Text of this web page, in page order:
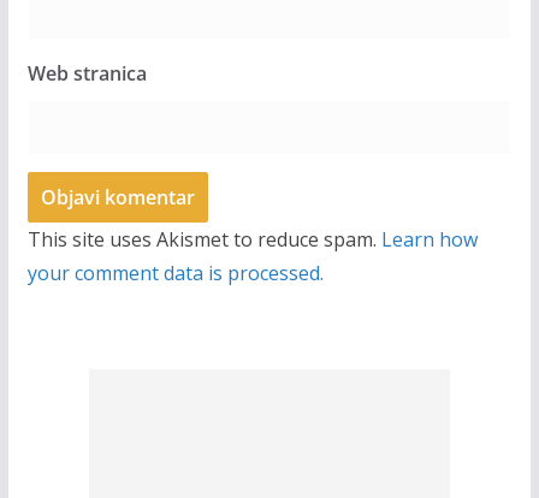
Web stranica
This site uses Akismet to reduce spam. Learn how
your comment data is processed.